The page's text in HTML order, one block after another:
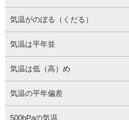
気温がのぼる（くだる）
気温は平年並
気温は低（高）め
気温の平年偏差
500hPaの気温